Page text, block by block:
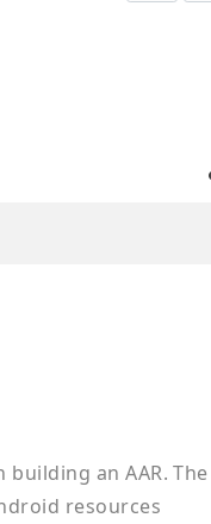
an AAR. The
resources